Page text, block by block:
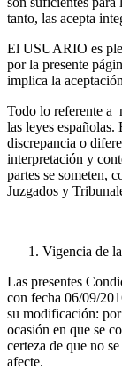
tanto, las acepta
El USUARIO es
por la presente
implica la
Todo lo referente a
las leyes
discrepancia o
interpretación y
partes se someten,
Juzgados y
Vigencia de
Las presentes
con fecha 06/09/
su modificación:
ocasión en que se
certeza de que no
afecte.